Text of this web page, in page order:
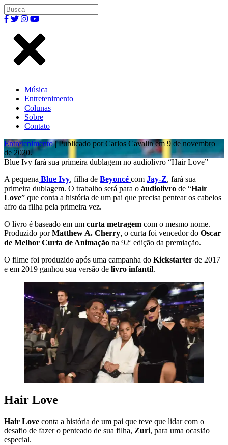
Música
Entretenimento
Colunas
Sobre
Contato
Entretenimento| Publicado por Carlos Cavalin em 9 de novembro
de 2020.
Blue Ivy fará sua primeira dublagem no audiolivro “Hair Love”
A pequena Blue Ivy, filha de Beyoncé com Jay-Z, fará sua
primeira dublagem. O trabalho será para o áudiolivro de “Hair
Love” que conta a história de um pai que precisa pentear os cabelos
afro da filha pela primeira vez.
O livro é baseado em um curta metragem com o mesmo nome.
Produzido porMatthew A. Cherry, o curta foi vencedor do Oscar
de Melhor Curta de Animação na 92ª edição da premiação.
O filme foi produzido após uma campanha do Kickstarter de 2017
e em 2019 ganhou sua versão de livro infantil.
Hair Love
Hair Love conta a história de um pai que teve que lidar com o
desafio de fazer o penteado de sua filha, Zuri, para uma ocasião
especial.